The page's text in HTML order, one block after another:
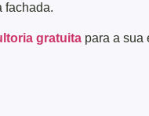
fachada.
gratuita para a sua